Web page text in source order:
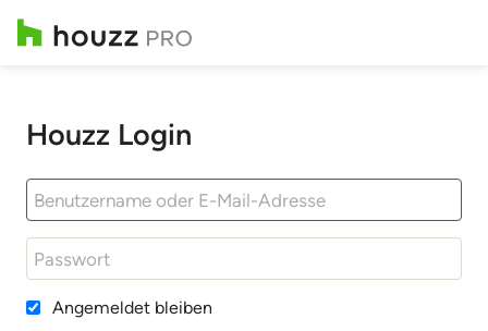
Houzz Login
Angemeldet bleiben